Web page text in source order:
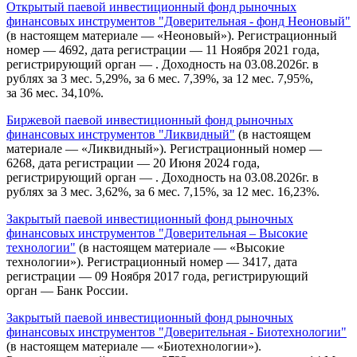
Открытый паевой инвестиционный фонд рыночных
финансовых инструментов "Доверительная - фонд Неоновый"
(в настоящем материале — «Неоновый»). Регистрационный
номер — 4692, дата регистрации — 11 Ноября 2021 года,
регистрирующий орган — . Доходность на 03.08.2026г. в
рублях за 3 мес. 5,29%, за 6 мес. 7,39%, за 12 мес. 7,95%,
за 36 мес. 34,10%.
Биржевой паевой инвестиционный фонд рыночных
финансовых инструментов "Ликвидный" (в настоящем
материале — «Ликвидный»). Регистрационный номер —
6268, дата регистрации — 20 Июня 2024 года,
регистрирующий орган — . Доходность на 03.08.2026г. в
рублях за 3 мес. 3,62%, за 6 мес. 7,15%, за 12 мес. 16,23%.
Закрытый паевой инвестиционный фонд рыночных
финансовых инструментов "Доверительная – Высокие
технологии" (в настоящем материале — «Высокие
технологии»). Регистрационный номер — 3417, дата
регистрации — 09 Ноября 2017 года, регистрирующий
орган — Банк России.
Закрытый паевой инвестиционный фонд рыночных
финансовых инструментов "Доверительная - Биотехнологии"
(в настоящем материале — «Биотехнологии»).